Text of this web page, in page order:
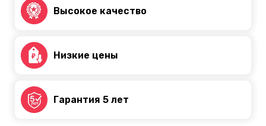
Высокое качество
Низкие цены
Гарантия 5 лет